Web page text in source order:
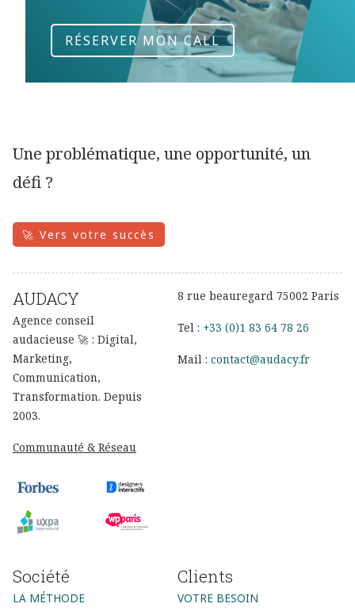
RÉSERVER MON CALL
Une problématique, une opportunité, un
défi ?
🚀 Vers votre succès
AUDACY
Agence conseil
audacieuse 🚀 : Digital,
Marketing,
Communication,
Transformation. Depuis
2003.
Communauté & Réseau
8 rue beauregard 75002 Paris
Tel : +33 (0)1 83 64 78 26
Mail : contact@audacy.fr
Société
LA MÉTHODE
Clients
VOTRE BESOIN